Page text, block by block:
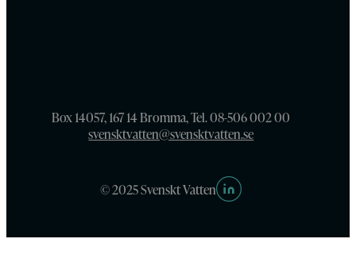
Box 14057, 167 14 Bromma, Tel. 08-506 002 00
svensktvatten@svensktvatten.se
© 2025 Svenskt Vatten